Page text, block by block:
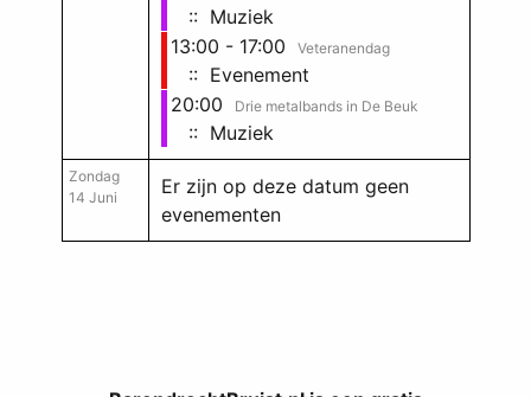
:: Muziek
13:00 - 17:00
Veteranendag
:: Evenement
20:00
Drie metalbands in De Beuk
:: Muziek
Zondag
14 Juni
Er zijn op deze datum geen
evenementen